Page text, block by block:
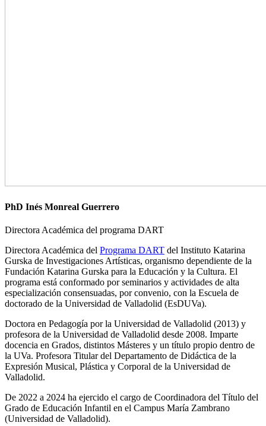
PhD Inés Monreal Guerrero
Directora Académica del programa DART
Directora Académica del Programa DART del Instituto Katarina
Gurska de Investigaciones Artísticas, organismo dependiente de la
Fundación Katarina Gurska para la Educación y la Cultura. El
programa está conformado por seminarios y actividades de alta
especialización consensuadas, por convenio, con la Escuela de
doctorado de la Universidad de Valladolid (EsDUVa).
Doctora en Pedagogía por la Universidad de Valladolid (2013) y
profesora de la Universidad de Valladolid desde 2008. Imparte
docencia en Grados, distintos Másteres y un título propio dentro de
la UVa. Profesora Titular del Departamento de Didáctica de la
Expresión Musical, Plástica y Corporal de la Universidad de
Valladolid.
De 2022 a 2024 ha ejercido el cargo de Coordinadora del Título del
Grado de Educación Infantil en el Campus María Zambrano
(Universidad de Valladolid).